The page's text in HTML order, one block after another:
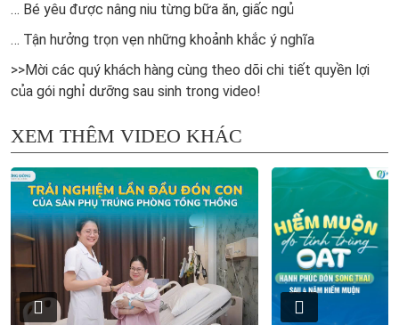
… Bé yêu được nâng niu từng bữa ăn, giấc ngủ
… Tận hưởng trọn vẹn những khoảnh khắc ý nghĩa
>>Mời các quý khách hàng cùng theo dõi chi tiết quyền lợi
của gói nghỉ dưỡng sau sinh trong video!
XEM THÊM VIDEO KHÁC